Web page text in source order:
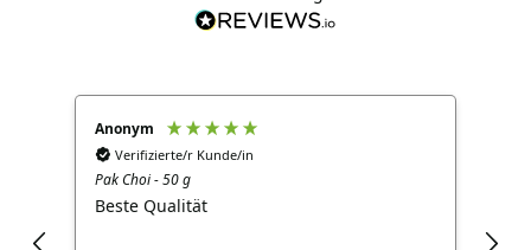
Anonym
Verifizierte/r Kunde/in
Pak Choi - 50 g
Beste Qualität